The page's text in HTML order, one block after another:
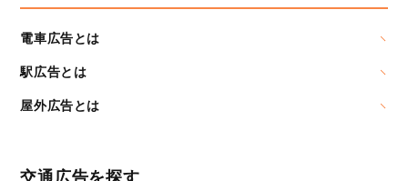
電車広告とは
駅広告とは
屋外広告とは
交通広告を探す